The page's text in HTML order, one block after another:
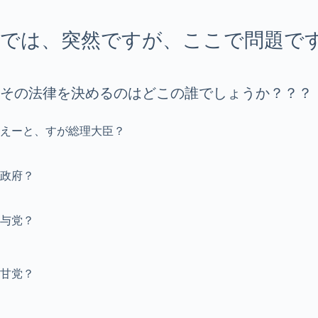
では、突然ですが、ここで問題で
その法律を決めるのはどこの誰でしょうか？？？
えーと、すが総理大臣？
政府？
与党？
甘党？